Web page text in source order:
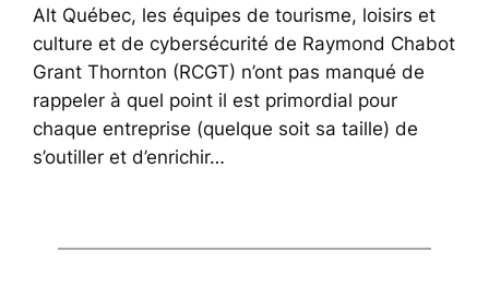
Alt Québec, les équipes de tourisme, loisirs et
culture et de cybersécurité de Raymond Chabot
Grant Thornton (RCGT) n’ont pas manqué de
rappeler à quel point il est primordial pour
chaque entreprise (quelque soit sa taille) de
s’outiller et d’enrichir…